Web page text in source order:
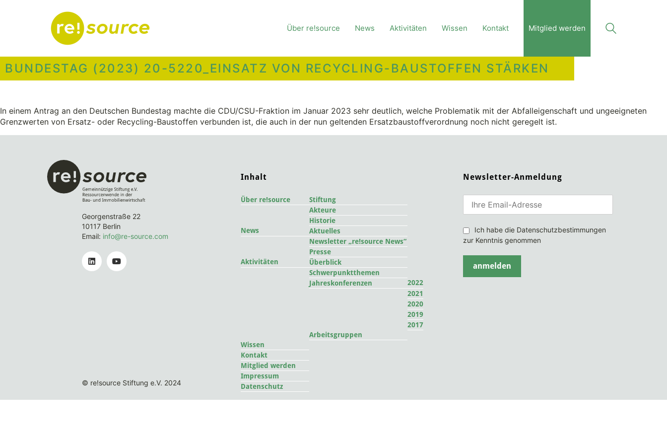
Über re!source News Aktivitäten Wissen Kontakt Mitglied werden
BUNDESTAG (2023) 20-5220_EINSATZ VON RECYCLING-BAUSTOFFEN STÄRKEN
In einem Antrag an den Deutschen Bundestag machte die CDU/CSU-Fraktion im Januar 2023 sehr deutlich, welche Problematik mit der Abfalleigenschaft und ungeeigneten
Grenzwerten von Ersatz- oder Recycling-Baustoffen verbunden ist, die auch in der nun geltenden Ersatzbaustoffverordnung noch nicht geregelt ist.
Georgenstraße 22
10117 Berlin
Email: info@re-source.com
Inhalt
Über re!source
Stiftung
Akteure
Historie
News
Aktuelles
Newsletter „re!source News“
Presse
Aktivitäten
Überblick
Schwerpunktthemen
Jahreskonferenzen
2022
2021
2020
2019
2017
Arbeitsgruppen
Wissen
Kontakt
Mitglied werden
Impressum
Datenschutz
Newsletter-Anmeldung
Ich habe die Datenschutzbestimmungen
zur Kenntnis genommen
© re!source Stiftung e.V. 2024